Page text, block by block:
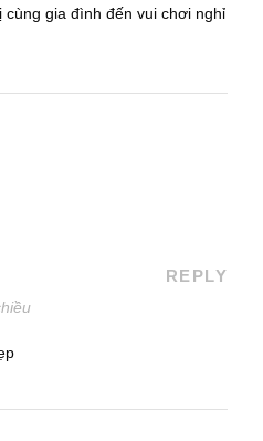
gia đình đến vui chơi nghỉ
REPLY